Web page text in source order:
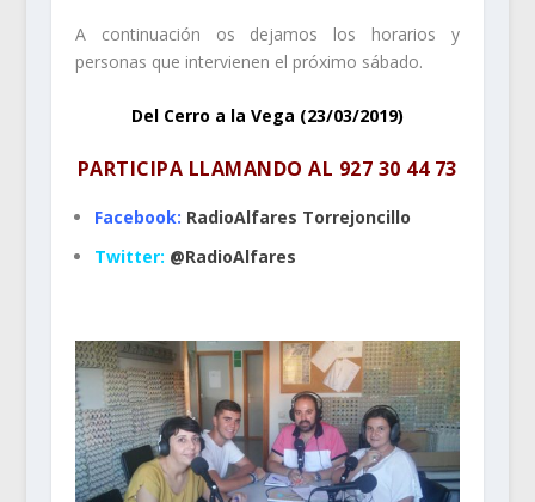
A continuación os dejamos los horarios y
personas que intervienen el próximo sábado.
Del Cerro a la Vega (23/03/2019)
PARTICIPA LLAMANDO AL 927 30 44 73
Facebook: RadioAlfares Torrejoncillo
Twitter: @RadioAlfares